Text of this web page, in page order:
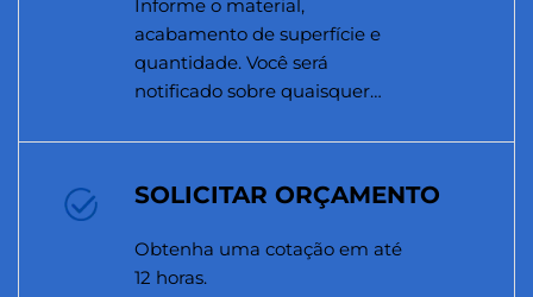
Informe o material,
acabamento de superfície e
quantidade. Você será
notificado sobre quaisquer
SOLICITAR ORÇAMENTO
Obtenha uma cotação em até
12 horas.